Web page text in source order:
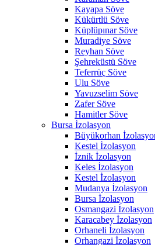
Kayapa Söve
Kükürtlü Söve
Küplüpınar Söve
Muradiye Söve
Reyhan Söve
Şehreküstü Söve
Teferrüç Söve
Ulu Söve
Yavuzselim Söve
Zafer Söve
Hamitler Söve
Bursa İzolasyon
Büyükorhan
Kestel İzolasyon
İznik İzolasyon
Keles İzolasyon
Kestel İzolasyon
Mudanya İzolasyon
Bursa İzolasyon
Osmangazi İzolasyon
Karacabey İzolasyon
Orhaneli İzolasyon
Orhangazi İzolasyon